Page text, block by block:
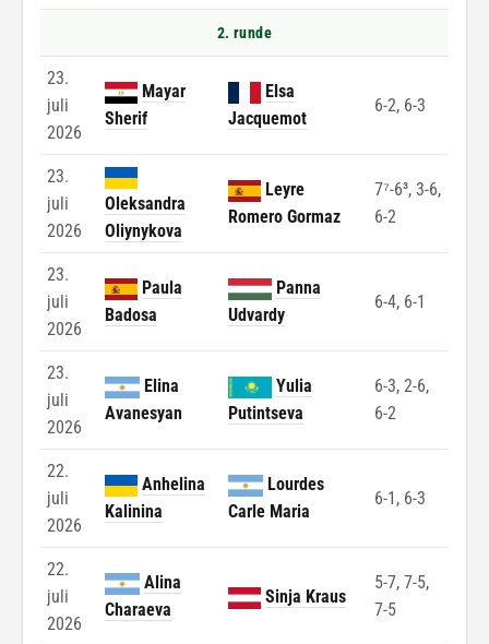
2. runde
23.
juli
2026
Mayar
Sherif
Elsa
Jacquemot
6-2, 6-3
23.
juli
2026
Oleksandra
Oliynykova
Leyre
Romero Gormaz
7⁷-6³, 3-6,
6-2
23.
juli
2026
Paula
Badosa
Panna
Udvardy
6-4, 6-1
23.
juli
2026
Elina
Avanesyan
Yulia
Putintseva
6-3, 2-6,
6-2
22.
juli
2026
Anhelina
Kalinina
Lourdes
Carle Maria
6-1, 6-3
22.
juli
2026
Alina
Charaeva
Sinja Kraus
5-7, 7-5,
7-5